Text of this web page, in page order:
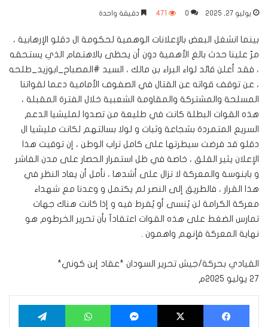
يوليو 27, 2025 0
471 دقيقة واحدة
بينما انشغل البعض بالإعلانات الوهمية لحكومة ال دقلو الإرهابية ،
مرّ علينا حدث بالغ الأهمية دون أن يحظى بالاهتمام الذي يستحقه
، فقد أعلن قائد لواء البراء بن مالك ، السيد #المصباح_ابوزيد_طلحه
، عن توقف قواته عن القتال في الصفوف الأمامية دعما لقواتنا
المسلحة والمشتركة والمقاومة الشعبية خلال الفترة المقبلة ،
هذه القوات البطلة كانت في طليعة من تصدوا لمليشيا الدعم
السريع المتمردة بشجاعة وثبات و لولا بسالتهم لكانت مليشيا ال
دقلو قد فرضت سيطرتها على كامل تراب الوطن ، إن توقيت هذا
الإعلان يثير القلق ، خاصة في ظل استمرار الحصار على مدن الفاشر
و بابنوسة والمعركة لا تزال على أشدها ، نأمل أن يعاد النظر في
هذا القرار ، فالطريق إلى النصر لم يكتمل و وعدنا مع شهداء
معركة الكرامة لن يُنسى أو يُفرط فيه و إذا كانت هناك جهات
تمارس الضغط على هذه القوات اعتقادآ بأن تحرير الخرطوم هو
نهاية المعركة فإنهم واهمون .
القيادي بحركة/جيش تحرير السودان *عقاد إبن كوني*
٢٧ يوليو ٢٠٢٥م
فيسبوك ‫X ماسنجر واتساب